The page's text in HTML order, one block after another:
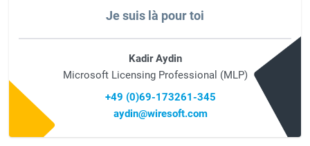
Je suis là pour toi
Kadir Aydin
Microsoft Licensing Professional (MLP)
+49 (0)69-173261-345
aydin@wiresoft.com